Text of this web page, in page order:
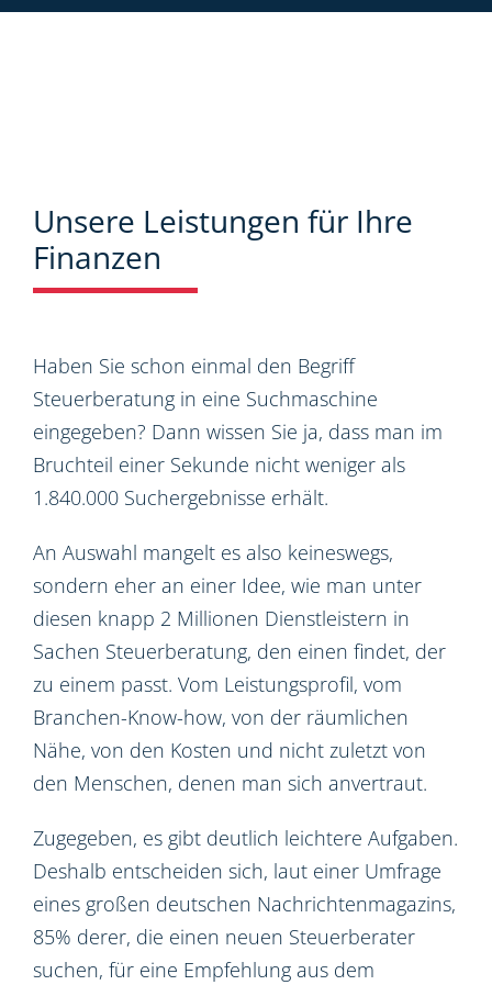
Unsere Leistungen für Ihre
Finanzen
Haben Sie schon einmal den Begriff
Steuerberatung in eine Suchmaschine
eingegeben? Dann wissen Sie ja, dass man im
Bruchteil einer Sekunde nicht weniger als
1.840.000 Suchergebnisse erhält.
An Auswahl mangelt es also keineswegs,
sondern eher an einer Idee, wie man unter
diesen knapp 2 Millionen Dienstleistern in
Sachen Steuerberatung, den einen findet, der
zu einem passt. Vom Leistungsprofil, vom
Branchen-Know-how, von der räumlichen
Nähe, von den Kosten und nicht zuletzt von
den Menschen, denen man sich anvertraut.
Zugegeben, es gibt deutlich leichtere Aufgaben.
Deshalb entscheiden sich, laut einer Umfrage
eines großen deutschen Nachrichtenmagazins,
85% derer, die einen neuen Steuerberater
suchen, für eine Empfehlung aus dem